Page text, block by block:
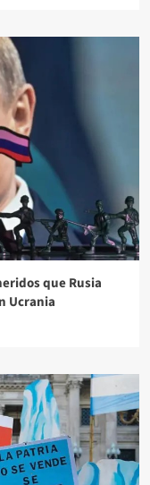
que Rusia
Ucrania